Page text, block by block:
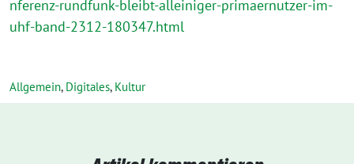
nferenz-rundfunk-bleibt-alleiniger-primaernutzer-im-
uhf-band-2312-180347.html
Allgemein, Digitales, Kultur